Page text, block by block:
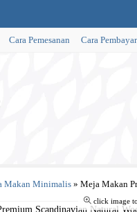
Cara Pemesanan Cara
Makan Minimalis » Meja Makan
click image